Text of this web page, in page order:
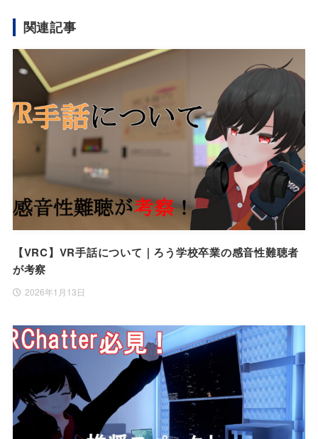
関連記事
【VRC】VR手話について｜ろう学校卒業の感音性難聴者
が考察
2026年1月13日